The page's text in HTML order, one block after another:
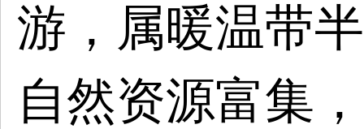
游，属暖温带
自然资源富集